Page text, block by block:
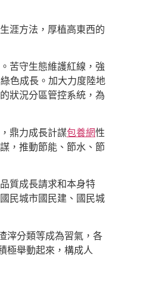
涯方法，厚植高東西的
苦守生態維護紅線，強
色成長。加大力度陸地
狀況分區管控系統，為
鼎力成長計謀包養網性
，推動節能、節水、節
質成長請求和本身特
民城市國民建、國民城
滓分類等成為習氣，各
極舉動起來，構成人